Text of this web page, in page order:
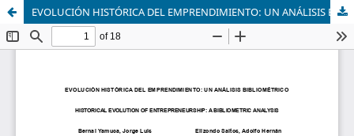
EVOLUCIÓN HISTÓRICA DEL EMPRENDIMIENTO: UN ANÁLISIS BIBLIOMÉTRICO